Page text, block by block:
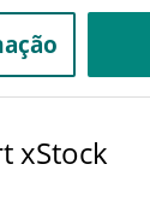
xStock